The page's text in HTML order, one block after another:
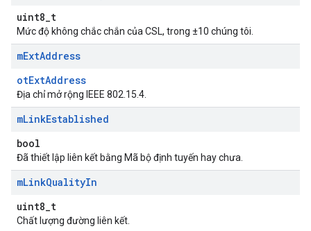
uint8_t
Mức độ không chắc chắn của CSL, trong ±10 chúng tôi.
mExtAddress
otExtAddress
Địa chỉ mở rộng IEEE 802.15.4.
mLinkEstablished
bool
Đã thiết lập liên kết bằng Mã bộ định tuyến hay chưa.
mLinkQualityIn
uint8_t
Chất lượng đường liên kết.